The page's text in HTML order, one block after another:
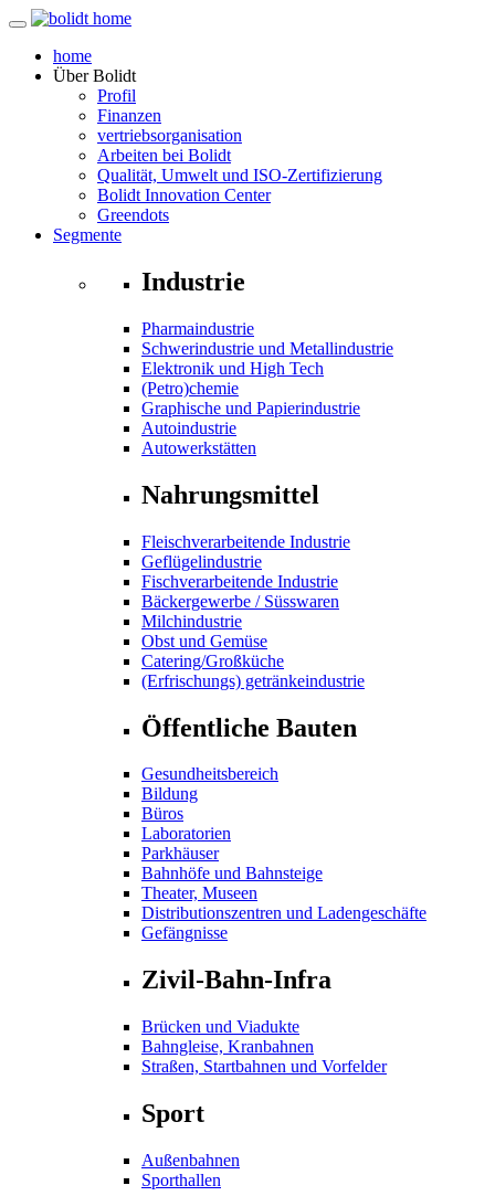
home
ÜberBolidt
Profil
Finanzen
vertriebsorganisation
Arbeiten bei Bolidt
Qualität, Umwelt und ISO-Zertifizierung
Bolidt Innovation Center
Greendots
Segmente
Industrie
Pharmaindustrie
Schwerindustrie und Metallindustrie
Elektronik und High Tech
(Petro)chemie
Graphische und Papierindustrie
Autoindustrie
Autowerkstätten
Nahrungsmittel
Fleischverarbeitende Industrie
Geflügelindustrie
Fischverarbeitende Industrie
Bäckergewerbe / Süsswaren
Milchindustrie
Obst und Gemüse
Catering/Großküche
(Erfrischungs) getränkeindustrie
Öffentliche Bauten
Gesundheitsbereich
Bildung
Büros
Laboratorien
Parkhäuser
Bahnhöfe und Bahnsteige
Theater, Museen
Distributionszentren und Ladengeschäfte
Gefängnisse
Zivil-Bahn-Infra
Brücken und Viadukte
Bahngleise, Kranbahnen
Straßen, Startbahnen und Vorfelder
Sport
Außenbahnen
Sporthallen